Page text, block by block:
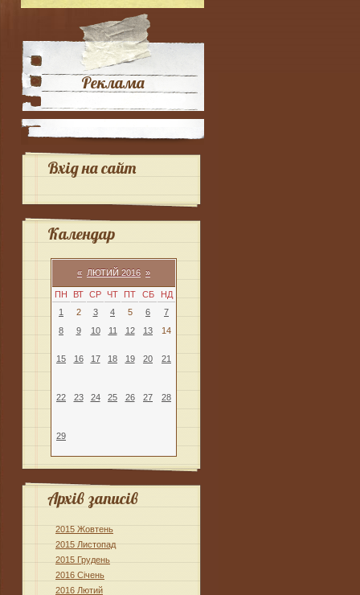
Реклама
Вхід на сайт
Календар
« ЛЮТИЙ 2016 »
ПН ВТ СР ЧТ ПТ СБ
НД
1
2 3 4 5 6
7
8
9 10 11 12 13 14
15 16 17 18 19 20 21
22 23 24 25 26 27 28
29
Архів записів
2015 Жовтень
2015 Листопад
2015 Грудень
2016 Січень
2016 Лютий